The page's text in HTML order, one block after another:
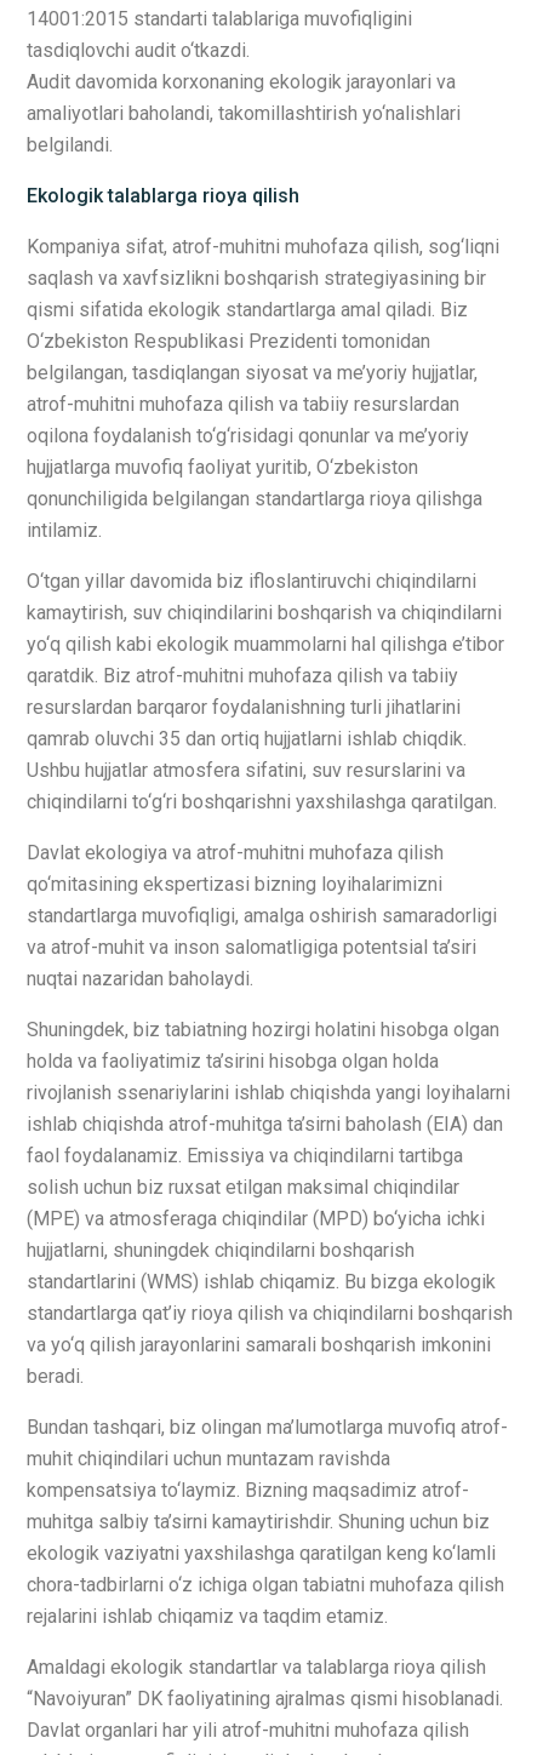
14001:2015 standarti talablariga muvofiqligini
tasdiqlovchi audit o‘tkazdi.
Audit davomida korxonaning ekologik jarayonlari va
amaliyotlari baholandi, takomillashtirish yo‘nalishlari
belgilandi.
Ekologik talablarga rioya qilish
Kompaniya sifat, atrof-muhitni muhofaza qilish, sog‘liqni
saqlash va xavfsizlikni boshqarish strategiyasining bir
qismi sifatida ekologik standartlarga amal qiladi. Biz
O‘zbekiston Respublikasi Prezidenti tomonidan
belgilangan, tasdiqlangan siyosat va me’yoriy hujjatlar,
atrof-muhitni muhofaza qilish va tabiiy resurslardan
oqilona foydalanish to‘g‘risidagi qonunlar va me’yoriy
hujjatlarga muvofiq faoliyat yuritib, O‘zbekiston
qonunchiligida belgilangan standartlarga rioya qilishga
intilamiz.
O‘tgan yillar davomida biz ifloslantiruvchi chiqindilarni
kamaytirish, suv chiqindilarini boshqarish va chiqindilarni
yo‘q qilish kabi ekologik muammolarni hal qilishga e’tibor
qaratdik. Biz atrof-muhitni muhofaza qilish va tabiiy
resurslardan barqaror foydalanishning turli jihatlarini
qamrab oluvchi 35 dan ortiq hujjatlarni ishlab chiqdik.
Ushbu hujjatlar atmosfera sifatini, suv resurslarini va
chiqindilarni to‘g‘ri boshqarishni yaxshilashga qaratilgan.
Davlat ekologiya va atrof-muhitni muhofaza qilish
qo‘mitasining ekspertizasi bizning loyihalarimizni
standartlarga muvofiqligi, amalga oshirish samaradorligi
va atrof-muhit va inson salomatligiga potentsial ta’siri
nuqtai nazaridan baholaydi.
Shuningdek, biz tabiatning hozirgi holatini hisobga olgan
holda va faoliyatimiz ta’sirini hisobga olgan holda
rivojlanish ssenariylarini ishlab chiqishda yangi loyihalarni
ishlab chiqishda atrof-muhitga ta’sirni baholash (EIA) dan
faol foydalanamiz. Emissiya va chiqindilarni tartibga
solish uchun biz ruxsat etilgan maksimal chiqindilar
(MPE) va atmosferaga chiqindilar (MPD) bo‘yicha ichki
hujjatlarni, shuningdek chiqindilarni boshqarish
standartlarini (WMS) ishlab chiqamiz. Bu bizga ekologik
standartlarga qat’iy rioya qilish va chiqindilarni boshqarish
va yo‘q qilish jarayonlarini samarali boshqarish imkonini
beradi.
Bundan tashqari, biz olingan ma’lumotlarga muvofiq atrof-
muhit chiqindilari uchun muntazam ravishda
kompensatsiya to‘laymiz. Bizning maqsadimiz atrof-
muhitga salbiy ta’sirni kamaytirishdir. Shuning uchun biz
ekologik vaziyatni yaxshilashga qaratilgan keng ko‘lamli
chora-tadbirlarni o‘z ichiga olgan tabiatni muhofaza qilish
rejalarini ishlab chiqamiz va taqdim etamiz.
Amaldagi ekologik standartlar va talablarga rioya qilish
“Navoiyuran” DK faoliyatining ajralmas qismi hisoblanadi.
Davlat organlari har yili atrof-muhitni muhofaza qilish